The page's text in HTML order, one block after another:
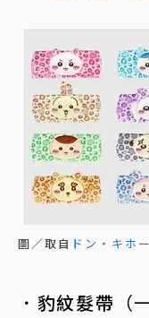
圖／取自 ドン・キホ
．豹紋髮帶